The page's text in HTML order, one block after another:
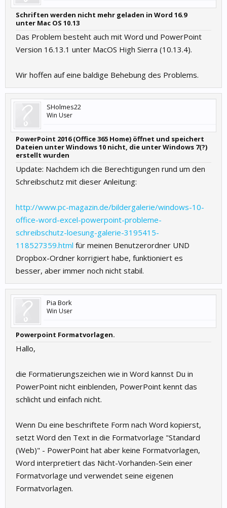
Schriften werden nicht mehr geladen in Word 16.9
unter Mac OS 10.13
Das Problem besteht auch mit Word und PowerPoint
Version 16.13.1 unter MacOS High Sierra (10.13.4).
Wir hoffen auf eine baldige Behebung des Problems.
SHolmes22
Win User
PowerPoint 2016 (Office 365 Home) öffnet und speichert
Dateien unter Windows 10 nicht, die unter Windows 7(?)
erstellt wurden
Update: Nachdem ich die Berechtigungen rund um den
Schreibschutz mit dieser Anleitung:
http://www.pc-magazin.de/bildergalerie/windows-10-
office-word-excel-powerpoint-probleme-
schreibschutz-loesung-galerie-3195415-
118527359.html für meinen Benutzerordner UND
Dropbox-Ordner korrigiert habe, funktioniert es
besser, aber immer noch nicht stabil.
Pia Bork
Win User
Powerpoint Formatvorlagen.
Hallo,
die Formatierungszeichen wie in Word kannst Du in
PowerPoint nicht einblenden, PowerPoint kennt das
schlicht und einfach nicht.
Wenn Du eine beschriftete Form nach Word kopierst,
setzt Word den Text in die Formatvorlage "Standard
(Web)" - PowerPoint hat aber keine Formatvorlagen,
Word interpretiert das Nicht-Vorhanden-Sein einer
Formatvorlage und verwendet seine eigenen
Formatvorlagen.